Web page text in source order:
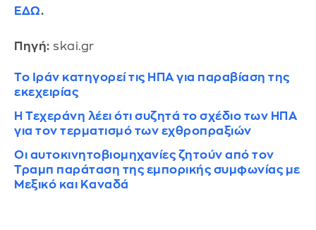
ΕΔΩ.
Πηγή: skai.gr
Το Ιράν κατηγορεί τις ΗΠΑ για παραβίαση της
εκεχειρίας
Η Τεχεράνη λέει ότι συζητά το σχέδιο των ΗΠΑ
για τον τερματισμό των εχθροπραξιών
Οι αυτοκινητοβιομηχανίες ζητούν από τον
Τραμπ παράταση της εμπορικής συμφωνίας με
Μεξικό και Καναδά